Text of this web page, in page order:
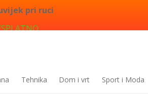
pri ruci
Tehnika Dom i vrt Sport i Moda